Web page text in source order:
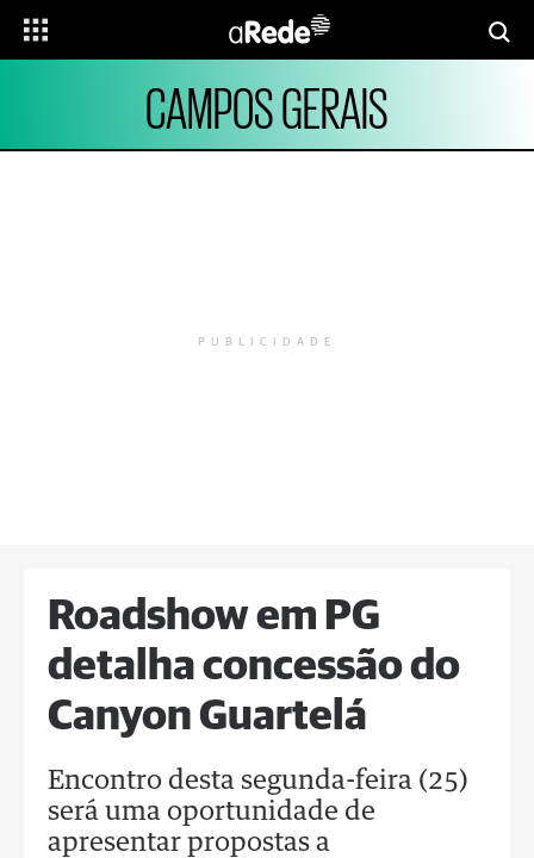
CAMPOS GERAIS
PUBLICIDADE
Roadshow em PG
detalha concessão do
Canyon Guartelá
Encontro desta segunda-feira (25)
será uma oportunidade de
apresentar propostas a